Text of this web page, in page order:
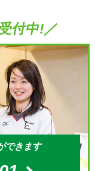
付中!／
できます